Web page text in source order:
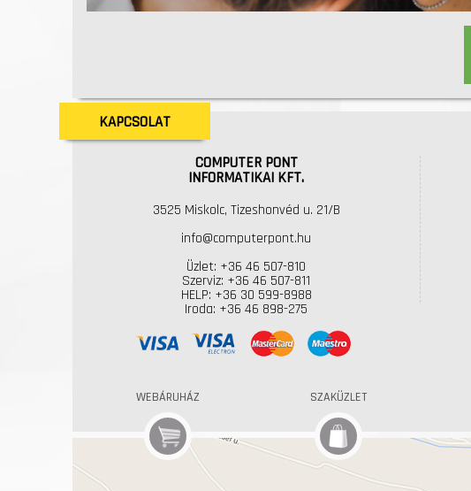
KAPCSOLAT
COMPUTER PONT
INFORMATIKAI KFT.
3525 Miskolc, Tizeshonvéd u. 21/B
info@computerpont.hu
Üzlet: +36 46 507-810
Szerviz: +36 46 507-811
HELP: +36 30 599-8988
Iroda: +36 46 898-275
WEBÁRUHÁZ SZAKÜZLET